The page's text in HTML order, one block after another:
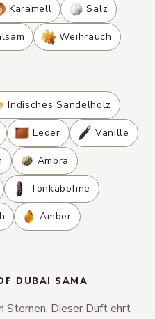
Karamell Salz
Weihrauch
Indisches Sandelholz
Leder Vanille
Ambra
Tonkabohne
Amber
DUBAI SAMA
Sternen. Dieser Duft ehrt